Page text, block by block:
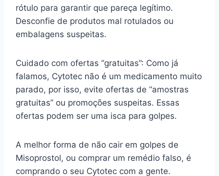
rótulo para garantir que pareça legítimo.
Desconfie de produtos mal rotulados ou
embalagens suspeitas.
Cuidado com ofertas “gratuitas”: Como já
falamos, Cytotec não é um medicamento muito
parado, por isso, evite ofertas de “amostras
gratuitas” ou promoções suspeitas. Essas
ofertas podem ser uma isca para golpes.
A melhor forma de não cair em golpes de
Misoprostol, ou comprar um remédio falso, é
comprando o seu Cytotec com a gente.